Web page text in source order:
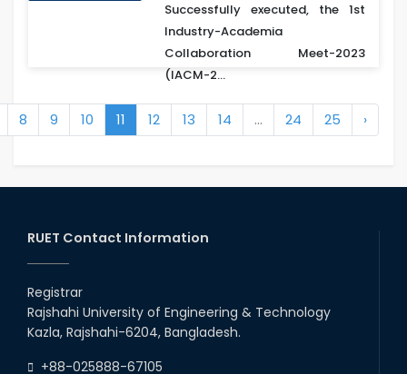
Successfully executed, the 1st
Industry-Academia
Collaboration Meet-2023
(IACM-2...
8 9 10 11 12 13 14 ... 24 25 ›
RUET Contact Information
Registrar
Rajshahi University of Engineering & Technology
Kazla, Rajshahi-6204, Bangladesh.
+88-025888-67105